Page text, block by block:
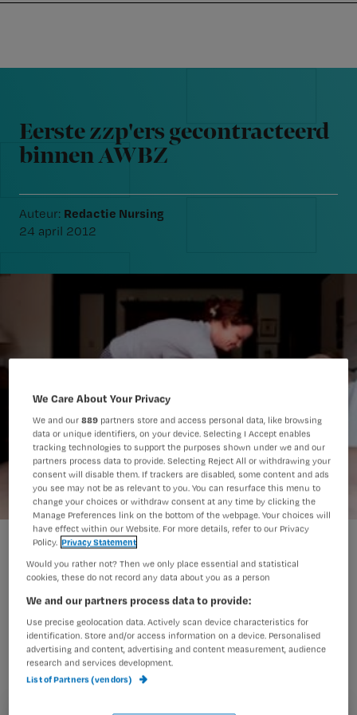
navigation
content
Nursing
Eerste zzp'ers gecontracteerd binnen AWBZ
Eerste zzp'ers gecontracteerd
binnen AWBZ
Auteur: Redactie Nursing
24 april 2012
Coöperatie VGZ heeft als eerste
zorgkantoor zelfstandigen zonder
personeel (zzp’ers) gecontracteerd in
de AWBZ.Dat meldt Zorgvisie.nl.
We Care About Your Privacy
We and our889 partners store and access personal data, like browsing
data or unique identifiers, on your device. Selecting I Accept enables
tracking technologies to support the purposes shown under we and our
partners process data to provide. Selecting Reject All or withdrawing your
consent will disable them. If trackers are disabled, some content and ads
you see may not be as relevant to you. You can resurface this menu to
change your choices or withdraw consent at any time by clicking the
Manage Preferences link on the bottom of the webpage. Your choices will
have effect within our Website. For more details, refer to our Privacy
Policy. Privacy Statement
Would you rather not? Then we only place essential and statistical
cookies, these do not record any data about you as a person
We and our partners process data to provide:
Use precise geolocation data. Actively scan device characteristics for
identification. Store and/or access information on a device. Personalised
advertising and content, advertising and content measurement, audience
research and services development.
List of Partners (vendors)